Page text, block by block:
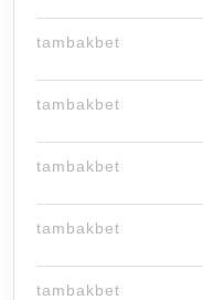
tambakbet
tambakbet
tambakbet
tambakbet
tambakbet